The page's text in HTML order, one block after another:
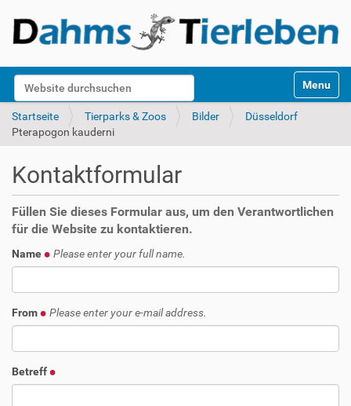
Website durchsuchen
k
Toggle
Startseite Tierparks & Zoos Bilder
Düsseldorf
Pterapogon kauderni
Kontaktformular
Füllen Sie dieses Formular aus, um den Verantwortlichen
für die Website zu kontaktieren.
Name Please enter your full name.
From Please enter your e-mail address.
Betreff